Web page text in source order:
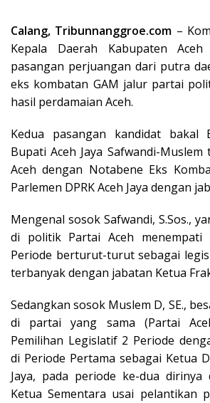
Calang, Tribunnanggroe.com –
Kepala Daerah Kabupaten Aceh
pasangan perjuangan dari putra
eks kombatan GAM jalur partai
hasil perdamaian Aceh.
Kedua pasangan kandidat bakal
Bupati Aceh Jaya Safwandi-
Aceh dengan Notabene Eks
Parlemen DPRK Aceh Jaya dengan
Mengenal sosok Safwandi, S.Sos.,
di politik Partai Aceh menempati
Periode berturut-turut sebagai
terbanyak dengan jabatan Ketua
Sedangkan sosok Muslem D, SE.,
di partai yang sama (Partai
Pemilihan Legislatif 2 Periode
di Periode Pertama sebagai Ketua
Jaya, pada periode ke-dua dirinya
Ketua Sementara usai pelantikan